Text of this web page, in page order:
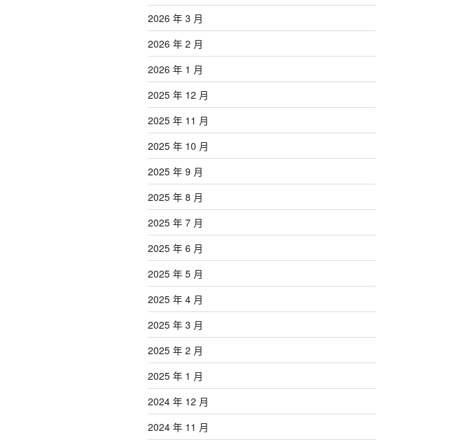
2026 年 3 月
2026 年 2 月
2026 年 1 月
2025 年 12 月
2025 年 11 月
2025 年 10 月
2025 年 9 月
2025 年 8 月
2025 年 7 月
2025 年 6 月
2025 年 5 月
2025 年 4 月
2025 年 3 月
2025 年 2 月
2025 年 1 月
2024 年 12 月
2024 年 11 月